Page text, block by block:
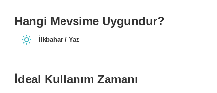
Hangi Mevsime Uygundur?
İlkbahar / Yaz
İdeal Kullanım Zamanı